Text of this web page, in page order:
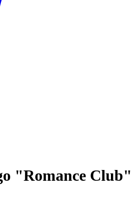
"Romance Club"